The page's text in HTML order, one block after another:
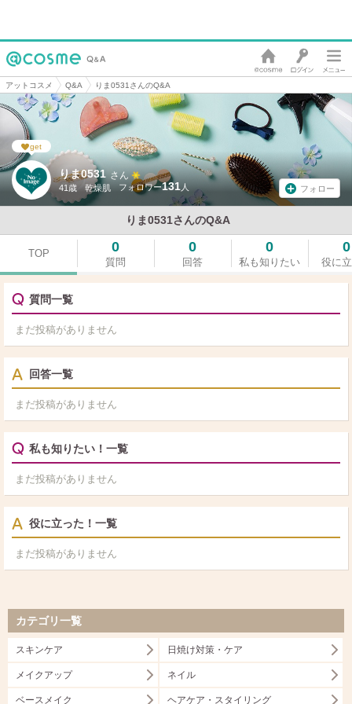
アットコスメ Q&A りま0531さんのQ&A
りま0531 さん
41歳 乾燥肌 131 フォロー
りま0531さんのQ&A
get
TOP 0
質問
0
回答
0
私も知りたい
0
役に
質問一覧
まだ投稿がありません
回答一覧
まだ投稿がありません
私も知りたい！一覧
まだ投稿がありません
役に立った！一覧
まだ投稿がありません
カテゴリ一覧
スキンケア 日焼け対策・ケア
メイクアップ ネイル
ベースメイク ヘアケア・スタイリング